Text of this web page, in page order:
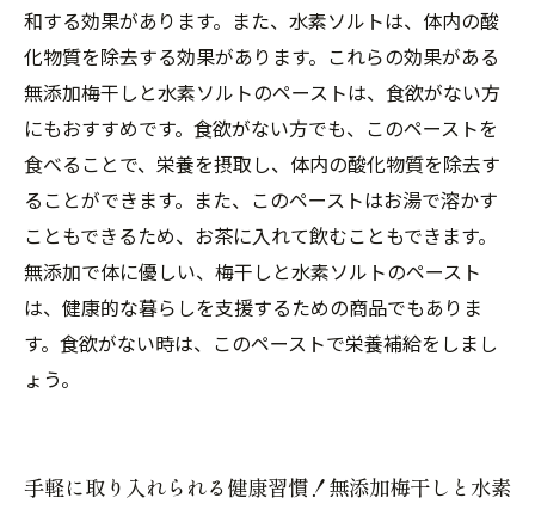
和する効果があります。また、水素ソルトは、体内の酸
化物質を除去する効果があります。これらの効果がある
無添加梅干しと水素ソルトのペーストは、食欲がない方
にもおすすめです。食欲がない方でも、このペーストを
食べることで、栄養を摂取し、体内の酸化物質を除去す
ることができます。また、このペーストはお湯で溶かす
こともできるため、お茶に入れて飲むこともできます。
無添加で体に優しい、梅干しと水素ソルトのペースト
は、健康的な暮らしを支援するための商品でもありま
す。食欲がない時は、このペーストで栄養補給をしまし
ょう。
手軽に取り入れられる健康習慣！無添加梅干しと水素